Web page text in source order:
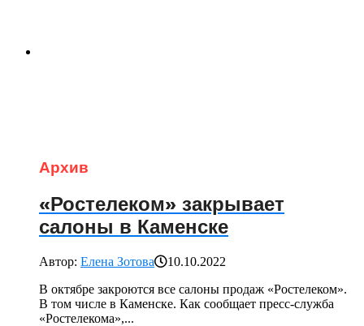
Архив
«Ростелеком» закрывает
салоны в Каменске
Автор: Елена Зотова
10.10.2022
В октябре закроются все салоны продаж «Ростелеком».
В том числе в Каменске. Как сообщает пресс-служба
«Ростелекома»,...